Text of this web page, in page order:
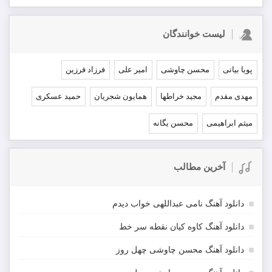
لیست خوانندگان
پویا بیاتی محسن چاوشی امیر علی فرزاد فرزین
مهدی مقدم مجید خراطها همایون شجریان حمید عسکری
میثم ابراهیمی محسن یگانه
آخرین مطالب
دانلود آهنگ نامی عبداللهی خواب دیدم
دانلود آهنگ کاوه کیان نقطه سر خط
دانلود آهنگ محسن چاوشی چهل روز